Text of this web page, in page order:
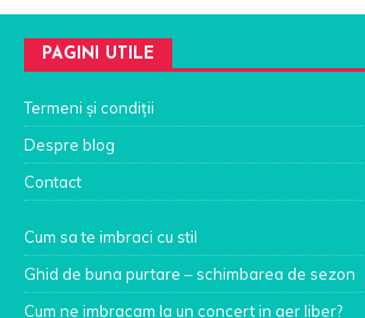
PAGINI UTILE
Termeni și condiții
Despre blog
Contact
Cum sa te imbraci cu stil
Ghid de buna purtare – schimbarea de sezon
Cum ne imbracam la un concert in aer liber?